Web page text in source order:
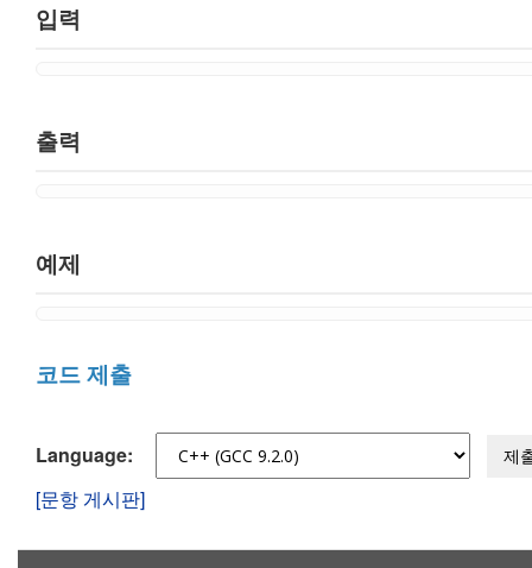
입력
출력
예제
코드 제출
Language: 제
[문항 게시판]